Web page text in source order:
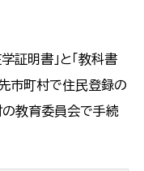
証明書」と「教科書
市町村で住民登録の
の教育委員会で手続